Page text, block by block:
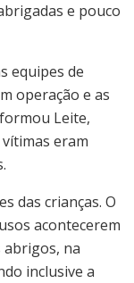
e pouco
equipes de
operação e as
Leite,
eram
das crianças. O
acontecerem
na
inclusive a